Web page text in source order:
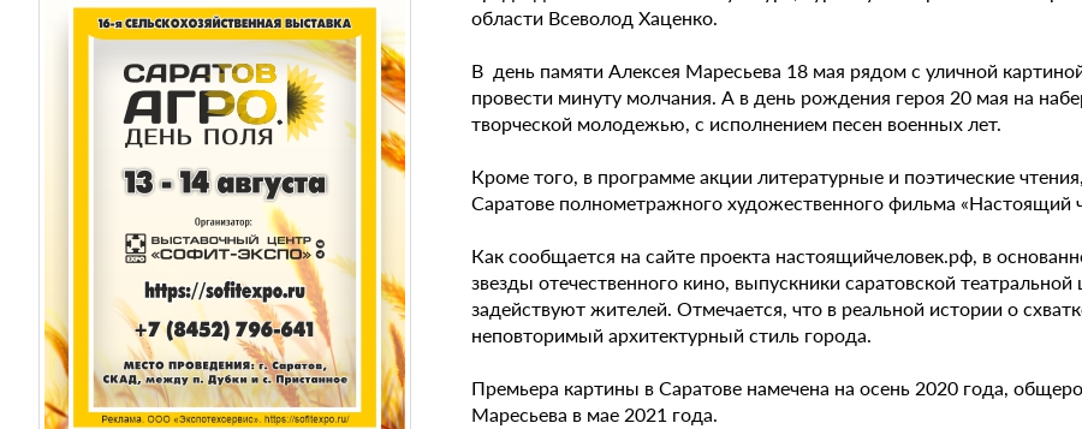
области Всеволод Хаценко.
В день памяти Алексея Маресьева 18 мая рядом с уличной
провести минуту молчания. А в день рождения героя 20 мая на
творческой молодежью, с исполнением песен военных лет.
Кроме того, в программе акции литературные и поэтические
Саратове полнометражного художественного фильма «Настоящий
Как сообщается на сайте проекта настоящийчеловек.рф, в
звезды отечественного кино, выпускники саратовской
задействуют жителей. Отмечается, что в реальной истории о
неповторимый архитектурный стиль города.
Премьера картины в Саратове намечена на осень 2020 года,
Маресьева в мае 2021 года.